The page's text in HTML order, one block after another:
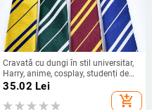
Cravată cu dungi în stil universitar,
Harry, anime, cosplay, studenți de
sex masculin și feminin, Potter, joc
35.02 Lei
add_shopping_cart